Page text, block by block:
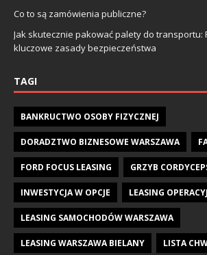
Co to są zamówienia publiczne?
Jak skutecznie pakować palety do transportu:
kluczowe zasady bezpieczeństwa
TAGI
BANKRUCTWO OSOBY FIZYCZNEJ
DORADZTWO BIZNESOWE WARSZAWA
FORD FOCUS LEASING GRZYB
INWESTYCJA W OPCJE LEASING
LEASING SAMOCHODÓW WARSZAWA
LEASING WARSZAWA BIELANY LISTA